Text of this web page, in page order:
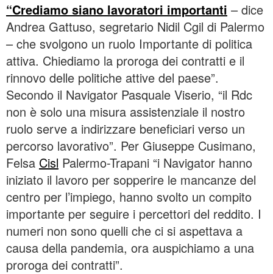
“Crediamo siano lavoratori importanti – dice
Andrea Gattuso, segretario Nidil Cgil di Palermo
– che svolgono un ruolo Importante di politica
attiva. Chiediamo la proroga dei contratti e il
rinnovo delle politiche attive del paese”.
Secondo il Navigator Pasquale Viserio, “il Rdc
non è solo una misura assistenziale il nostro
ruolo serve a indirizzare beneficiari verso un
percorso lavorativo”. Per Giuseppe Cusimano,
Felsa Cisl Palermo-Trapani “i Navigator hanno
iniziato il lavoro per sopperire le mancanze del
centro per l’impiego, hanno svolto un compito
importante per seguire i percettori del reddito. I
numeri non sono quelli che ci si aspettava a
causa della pandemia, ora auspichiamo a una
proroga dei contratti”.